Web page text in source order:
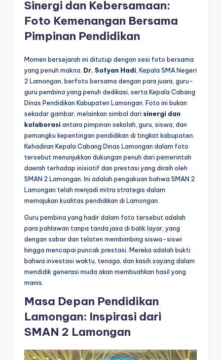
Sinergi dan Kebersamaan:
Foto Kemenangan Bersama
Pimpinan Pendidikan
Momen bersejarah ini ditutup dengan sesi foto bersama
yang penuh makna. Dr. Sofyan Hadi, Kepala SMA Negeri
2 Lamongan, berfoto bersama dengan para juara, guru-
guru pembina yang penuh dedikasi, serta Kepala Cabang
Dinas Pendidikan Kabupaten Lamongan. Foto ini bukan
sekadar gambar, melainkan simbol dari sinergi dan
kolaborasi antara pimpinan sekolah, guru, siswa, dan
pemangku kepentingan pendidikan di tingkat kabupaten.
Kehadiran Kepala Cabang Dinas Lamongan dalam foto
tersebut menunjukkan dukungan penuh dari pemerintah
daerah terhadap inisiatif dan prestasi yang diraih oleh
SMAN 2 Lamongan. Ini adalah pengakuan bahwa SMAN 2
Lamongan telah menjadi mitra strategis dalam
memajukan kualitas pendidikan di Lamongan.
Guru pembina yang hadir dalam foto tersebut adalah
para pahlawan tanpa tanda jasa di balik layar, yang
dengan sabar dan telaten membimbing siswa-siswi
hingga mencapai puncak prestasi. Mereka adalah bukti
bahwa investasi waktu, tenaga, dan kasih sayang dalam
mendidik generasi muda akan membuahkan hasil yang
manis.
Masa Depan Pendidikan
Lamongan: Inspirasi dari
SMAN 2 Lamongan